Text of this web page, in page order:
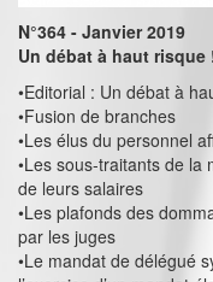
N°364 - Janvier 2019
Un débat à haut risque
•Editorial : Un débat à
•Fusion de branches
•Les élus du personnel
•Les sous-traitants de la
de leurs salaires
•Les plafonds des
par les juges
•Le mandat de délégué